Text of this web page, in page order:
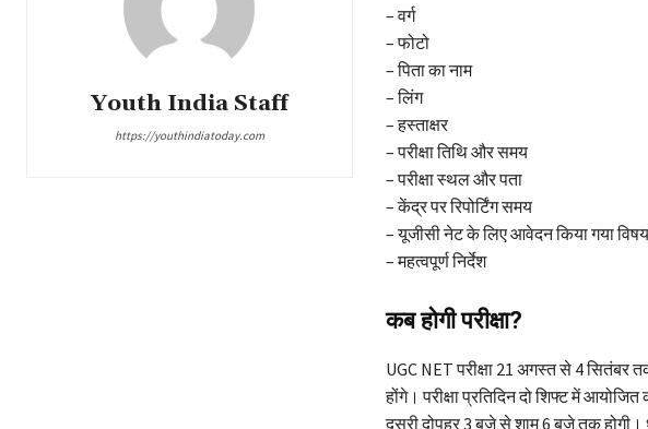
Youth India Staff
https://youthindiatoday.com
– वर्ग
– फोटो
– पिता का नाम
– लिंग
– हस्ताक्षर
– परीक्षा तिथि और समय
– परीक्षा स्थल और पता
– केंद्र पर रिपोर्टिंग समय
– यूजीसी नेट के लिए आवेदन किया गया विषय
– महत्वपूर्ण निर्देश
कब होगी परीक्षा?
UGC NET परीक्षा 21 अगस्त से 4 सितंबर
होंगे। परीक्षा प्रतिदिन दो शिफ्ट में
दूसरी दोपहर 3 बजे से शाम 6 बजे तक